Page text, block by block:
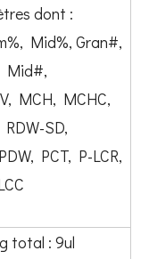
dont :
Mid%, Gran#,
Mid#,
MCH, MCHC,
RDW-SD,
PCT, P-LCR,
total : 9ul